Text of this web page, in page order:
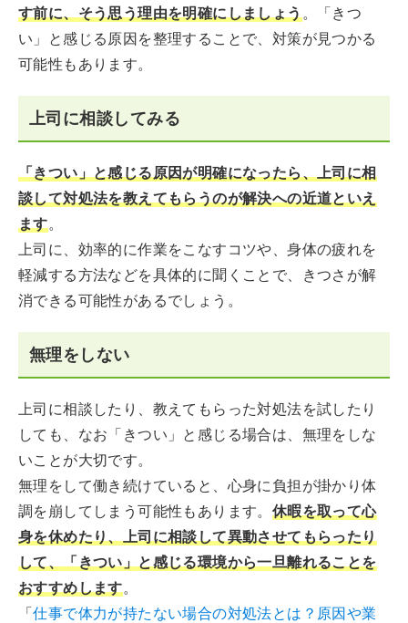
す前に、そう思う理由を明確にしましょう。「きつ
い」と感じる原因を整理することで、対策が見つかる
可能性もあります。
上司に相談してみる
「きつい」と感じる原因が明確になったら、上司に相
談して対処法を教えてもらうのが解決への近道といえ
ます。
上司に、効率的に作業をこなすコツや、身体の疲れを
軽減する方法などを具体的に聞くことで、きつさが解
消できる可能性があるでしょう。
無理をしない
上司に相談したり、教えてもらった対処法を試したり
しても、なお「きつい」と感じる場合は、無理をしな
いことが大切です。
無理をして働き続けていると、心身に負担が掛かり体
調を崩してしまう可能性もあります。 休暇を取って心
身を休めたり、上司に相談して異動させてもらったり
して、「きつい」と感じる環境から一旦離れることを
おすすめします。
「仕事で体力が持たない場合の対処法とは？原因や業